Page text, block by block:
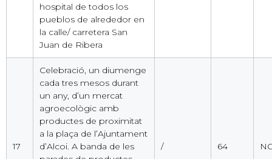
hospital de todos los
pueblos de alrededor en
la calle/ carretera San
Juan de Ribera
17
Celebració, un diumenge
cada tres mesos durant
un any, d’un mercat
agroecològic amb
productes de proximitat
a la plaça de l’Ajuntament
d’Alcoi. A banda de les
/ 64